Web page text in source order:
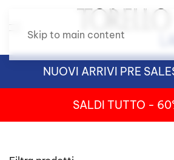
Skip to main content
NUOVI ARRIVI PRE
SALDI TUTTO -